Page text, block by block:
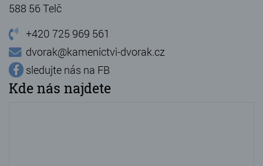
588 56 Telč
+420 725 969 561
dvorak@kamenictvi-dvorak.cz
sledujte nás na FB
Kde nás najdete